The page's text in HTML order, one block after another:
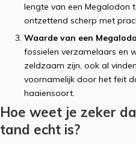
lengte van een Megalodon
ontzettend scherp met
Waarde van een
fossielen verzamelaars en
zeldzaam zijn, ook al
voornamelijk door het feit
haaiensoort.
Hoe weet je zeker
tand echt is?